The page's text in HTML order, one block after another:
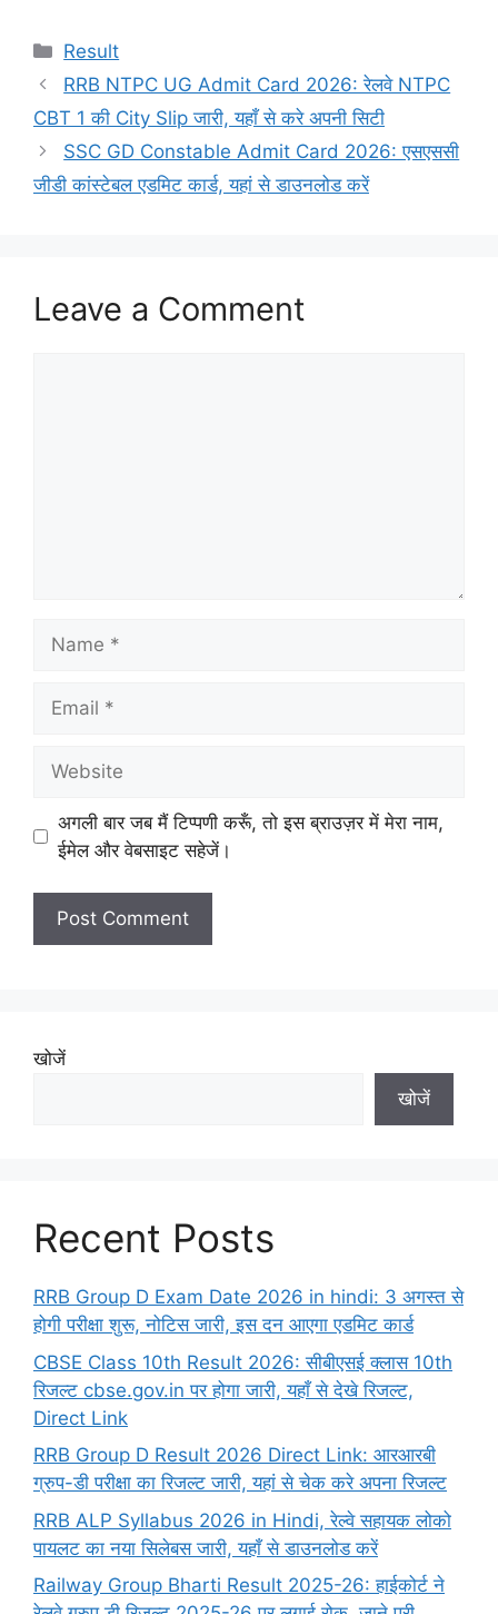
Categories
Result
RRB NTPC UG Admit Card 2026: रेलवे NTPC
CBT 1 की City Slip जारी, यहाँ से करे अपनी सिटी
SSC GD Constable Admit Card 2026: एसएससी
जीडी कांस्टेबल एडमिट कार्ड, यहां से डाउनलोड करें
Leave a Comment
अगली बार जब मैं टिप्पणी करूँ, तो इस ब्राउज़र में मेरा नाम,
ईमेल और वेबसाइट सहेजें।
खोजें
खोजें
Recent Posts
RRB Group D Exam Date 2026 in hindi: 3 अगस्त से
होगी परीक्षा शुरू, नोटिस जारी, इस दन आएगा एडमिट कार्ड
CBSE Class 10th Result 2026: सीबीएसई क्लास 10th
रिजल्ट cbse.gov.in पर होगा जारी, यहाँ से देखे रिजल्ट,
Direct Link
RRB Group D Result 2026 Direct Link: आरआरबी
ग्रुप-डी परीक्षा का रिजल्ट जारी, यहां से चेक करे अपना रिजल्ट
RRB ALP Syllabus 2026 in Hindi, रेल्वे सहायक लोको
पायलट का नया सिलेबस जारी, यहाँ से डाउनलोड करें
Railway Group Bharti Result 2025-26: हाईकोर्ट ने